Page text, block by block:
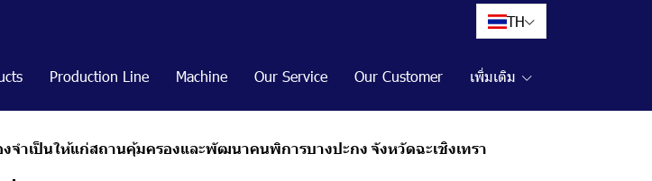
TH
Production Line Machine Our Service Our Customer เพิ่มเติม
จำเป็นให้แก่สถานคุ้มครองและพัฒนาคนพิการบางปะกง จังหวัดฉะเชิงเทรา